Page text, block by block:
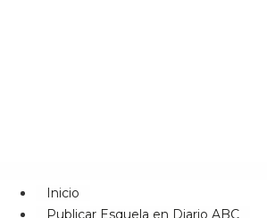
Inicio
Publicar Esquela en Diario ABC